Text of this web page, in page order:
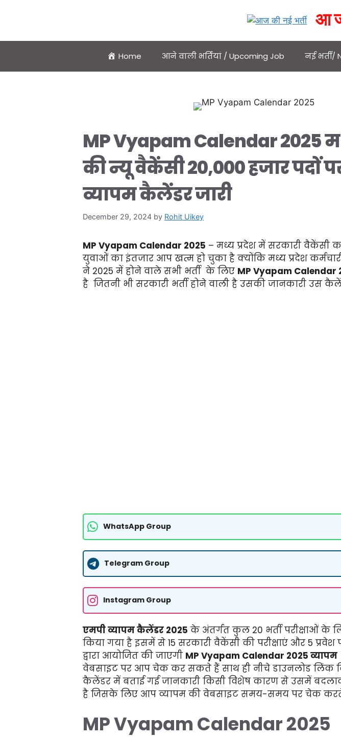
Home आने वाली भर्तियां / Upcoming Job नई भर्ती/
MP Vyapam Calendar 2025
की न्यू वैकेंसी 20,000 हजार पदों
व्यापम कैलेंडर जारी
December 29, 2024 by Rohit Uikey
MP Vyapam Calendar 2025 – मध्य प्रदेश में सरकारी वैकेंसी
युवाओं का इंतजार आप खत्म हो चुका है क्योंकि मध्य प्रदेश
ने 2025 में होने वाले सभी भर्ती के लिए MP Vyapam Calendar
है जितनी भी सरकारी भर्ती होने वाली है उसकी जानकारी उस
WhatsApp Group
Telegram Group
Instagram Group
एमपी व्यापम कैलेंडर 2025 के अंतर्गत कुल 20 भर्ती परीक्षाओं के
किया गया है इसमें से 15 सरकारी वैकेंसी की परीक्षाएं और 5 प्रवेश
द्वारा आयोजित की जाएगी MP Vyapam Calendar 2025 व्यापम
वेबसाइट पर आप चेक कर सकते हैं साथ ही नीचे डाउनलोड लिंक
कैलेंडर में बताई गई जानकारी किसी विशेष कारण से उसमें
है जिसके लिए आप व्यापम की वेबसाइट समय-समय पर चेक
MP Vyapam Calendar 2025